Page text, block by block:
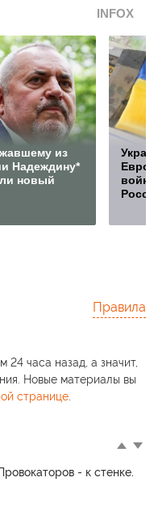
INFOX
из
Надеждину*
новый
Правила
24 часа назад, а значит,
Новые материалы вы
странице.
- к стенке.